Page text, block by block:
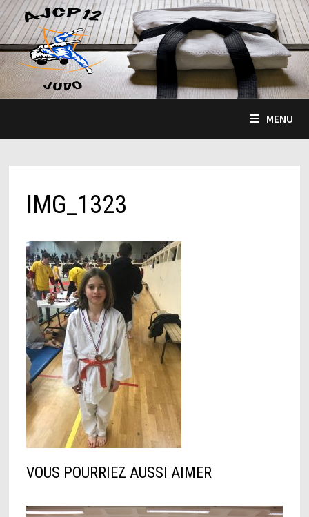
Passer
au
contenu
MENU
IMG_1323
VOUS POURRIEZ AUSSI AIMER